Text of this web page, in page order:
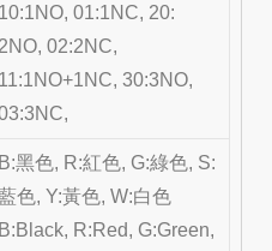
10:1NO, 01:1NC, 20:
2NO, 02:2NC,
11:1NO+1NC, 30:3NO,
B:黑色, R:紅色, G:綠色, S:
色, Y:黃色, W:白色
B:Black, R:Red, G:Green,